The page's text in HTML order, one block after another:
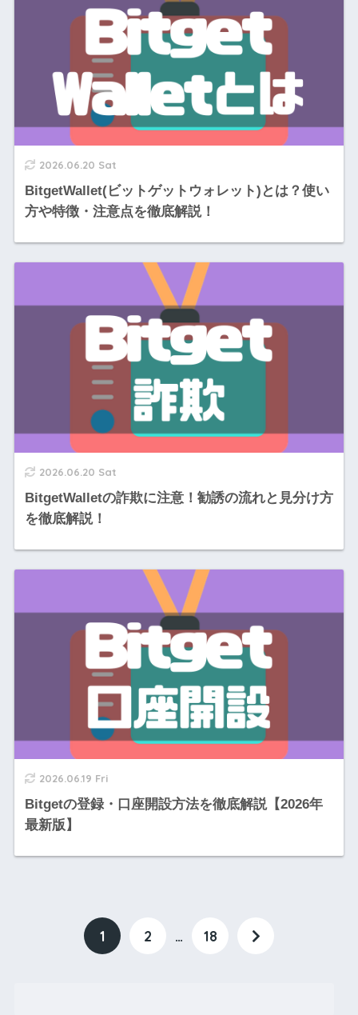
2026.06.20 Sat
BitgetWallet(ビットゲットウォレット)とは？使い
方や特徴・注意点を徹底解説！
2026.06.20 Sat
BitgetWalletの詐欺に注意！勧誘の流れと見分け方
を徹底解説！
2026.06.19 Fri
Bitgetの登録・口座開設方法を徹底解説【2026年
最新版】
1 2 … 18